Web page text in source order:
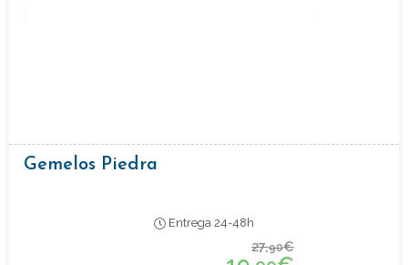
Gemelos Piedra
Entrega 24-48h
27,90€